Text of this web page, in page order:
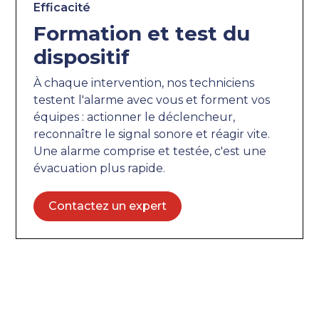
Efficacité
Formation et test du
dispositif
À chaque intervention, nos techniciens
testent l'alarme avec vous et forment vos
équipes : actionner le déclencheur,
reconnaître le signal sonore et réagir vite.
Une alarme comprise et testée, c'est une
évacuation plus rapide.
Contactez un expert